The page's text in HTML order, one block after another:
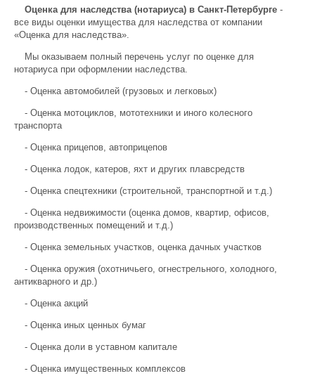
Оценка для наследства (нотариуса) в Санкт-Петербурге -
все виды оценки имущества для наследства от компании
«Оценка для наследства».
Мы оказываем полный перечень услуг по оценке для
нотариуса при оформлении наследства.
- Оценка автомобилей (грузовых и легковых)
- Оценка мотоциклов, мототехники и иного колесного
транспорта
- Оценка прицепов, автоприцепов
- Оценка лодок, катеров, яхт и других плавсредств
- Оценка спецтехники (строительной, транспортной и т.д.)
- Оценка недвижимости (оценка домов, квартир, офисов,
производственных помещений и т.д.)
- Оценка земельных участков, оценка дачных участков
- Оценка оружия (охотничьего, огнестрельного, холодного,
антикварного и др.)
- Оценка акций
- Оценка иных ценных бумаг
- Оценка доли в уставном капитале
- Оценка имущественных комплексов